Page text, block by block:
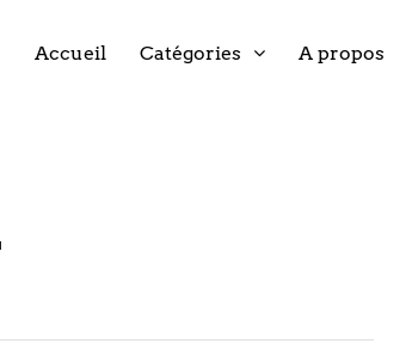
Accueil Catégories A propos